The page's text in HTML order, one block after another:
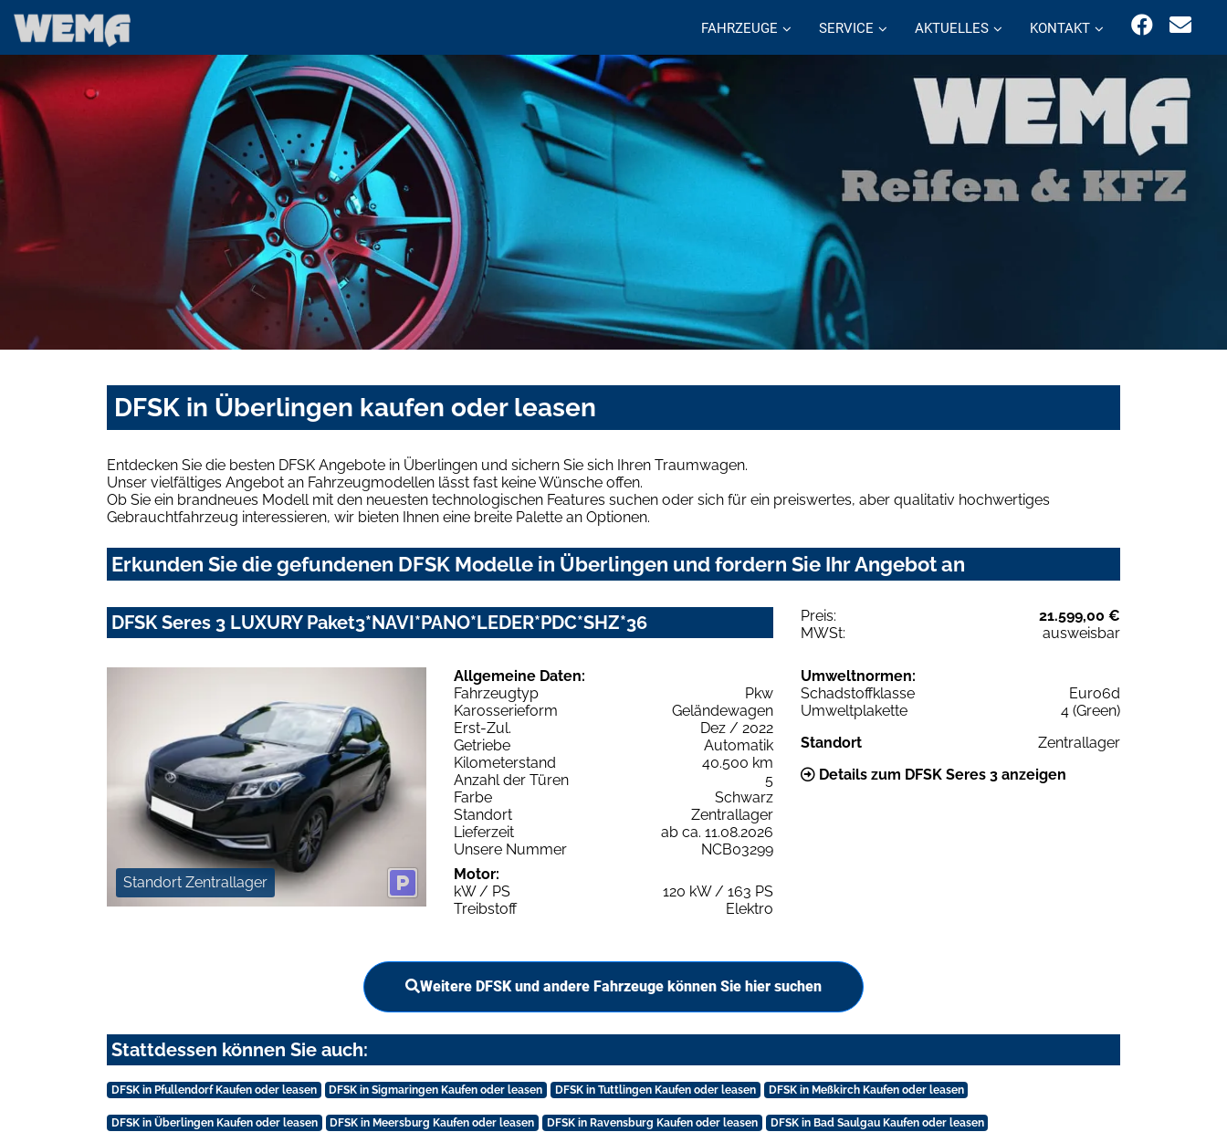
FAHRZEUGE SERVICE AKTUELLES KONTAKT
DFSK in Überlingen kaufen oder leasen
Entdecken Sie die besten DFSK Angebote in Überlingen und sichern Sie sich Ihren Traumwagen.
Unser vielfältiges Angebot an Fahrzeugmodellen lässt fast keine Wünsche offen.
Ob Sie ein brandneues Modell mit den neuesten technologischen Features suchen oder sich für ein preiswertes, aber qualitativ hochwertiges
Gebrauchtfahrzeug interessieren, wir bieten Ihnen eine breite Palette an Optionen.
Erkunden Sie die gefundenen DFSK Modelle in Überlingen und fordern Sie Ihr Angebot an
DFSK Seres 3 LUXURY Paket3*NAVI*PANO*LEDER*PDC*SHZ*36 Preis:
21.599,00 €
MWSt:
ausweisbar
Standort Zentrallager
Allgemeine Daten:
Fahrzeugtyp
Pkw
Karosserieform
Geländewagen
Erst-Zul.
Dez / 2022
Getriebe
Automatik
Kilometerstand
40.500 km
Anzahl der Türen
5
Farbe
Schwarz
Standort
Zentrallager
Lieferzeit
ab ca. 11.08.2026
Unsere Nummer
NCB03299
Motor:
kW / PS
120 kW / 163 PS
Treibstoff
Elektro
Umweltnormen:
Schadstoffklasse
Euro6d
Umweltplakette
4 (Green)
Standort
Zentrallager
Details zum DFSK Seres 3 anzeigen
Weitere DFSK und andere Fahrzeuge können Sie hier suchen
Stattdessen können Sie auch:
DFSK in Pfullendorf Kaufen oder leasen DFSK in Sigmaringen Kaufen oder leasen DFSK in Tuttlingen Kaufen oder leasen DFSK in Meßkirch Kaufen oder leasen
DFSK in Überlingen Kaufen oder leasen DFSK in Meersburg Kaufen oder leasen DFSK in Ravensburg Kaufen oder leasen DFSK in Bad Saulgau Kaufen oder leasen